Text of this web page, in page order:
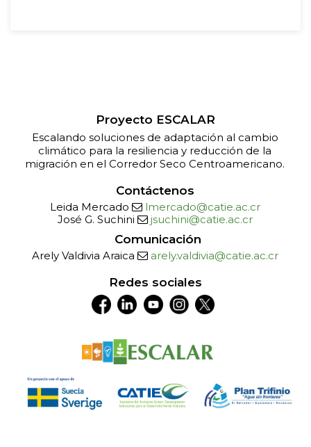
Leida Mercado lmercado@catie.ac.cr
Comunicación
Escalando soluciones de adaptación al cambio
climático para la resiliencia y reducción de la
migración en el Corredor Seco Centroamericano.
Arely Valdivia Araica arely.valdivia@catie.ac.cr
Redes sociales
José G. Suchini jsuchini@catie.ac.cr
Proyecto ESCALAR
Contáctenos